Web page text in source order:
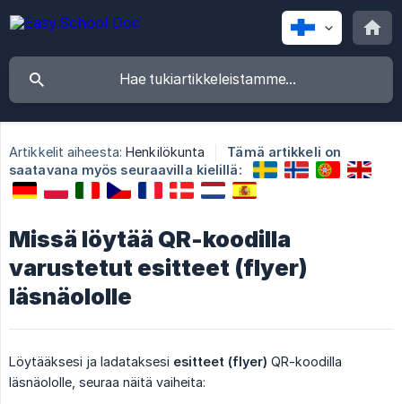
Artikkelit aiheesta: Henkilökunta
Tämä artikkeli on
saatavana myös seuraavilla kielillä:
Missä löytää QR-koodilla
varustetut esitteet (flyer)
läsnäololle
Löytääksesi ja ladataksesi esitteet (flyer) QR-koodilla
läsnäololle, seuraa näitä vaiheita: